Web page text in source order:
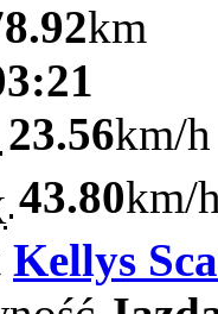
km
23.56km/h
43.80km/h
Kellys